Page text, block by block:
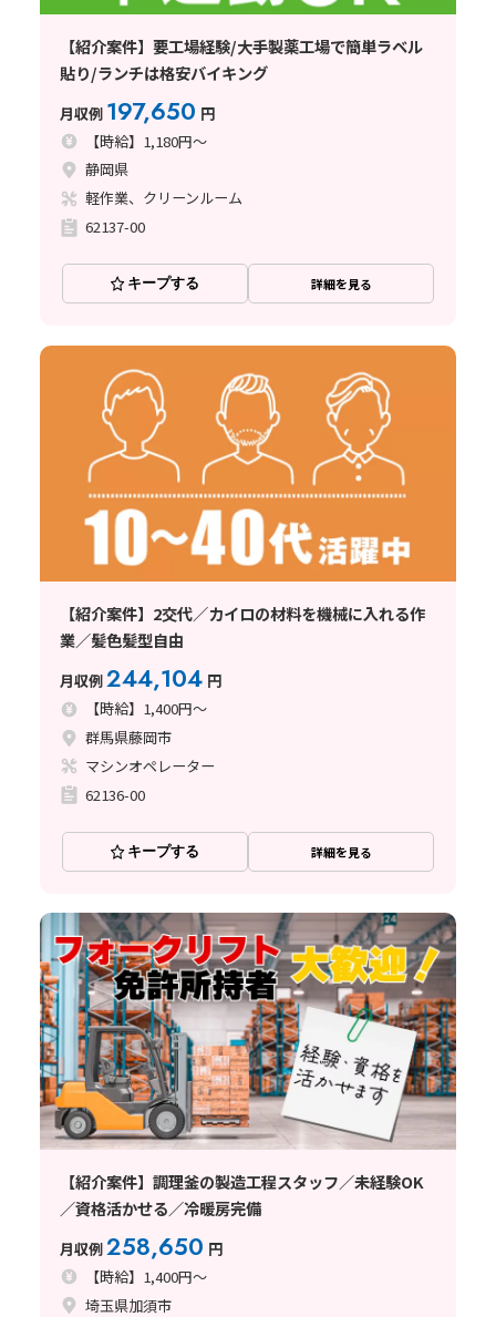
【紹介案件】要工場経験/大手製薬工場で簡単ラベル
貼り/ランチは格安バイキング
月収例 197,650 円
【時給】1,180円～
静岡県
軽作業、クリーンルーム
62137-00
キープする 詳細を見る
【紹介案件】2交代／カイロの材料を機械に入れる作
業／髪色髪型自由
月収例244,104 円
【時給】1,400円～
群馬県藤岡市
マシンオペレーター
62136-00
キープする 詳細を見る
【紹介案件】調理釜の製造工程スタッフ／未経験OK
／資格活かせる／冷暖房完備
月収例258,650 円
【時給】1,400円～
埼玉県加須市